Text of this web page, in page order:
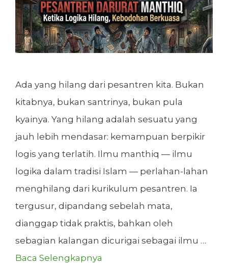
Ada yang hilang dari pesantren kita. Bukan
kitabnya, bukan santrinya, bukan pula
kyainya. Yang hilang adalah sesuatu yang
jauh lebih mendasar: kemampuan berpikir
logis yang terlatih. Ilmu manthiq — ilmu
logika dalam tradisi Islam — perlahan-lahan
menghilang dari kurikulum pesantren. Ia
tergusur, dipandang sebelah mata,
dianggap tidak praktis, bahkan oleh
sebagian kalangan dicurigai sebagai ilmu …
Baca Selengkapnya